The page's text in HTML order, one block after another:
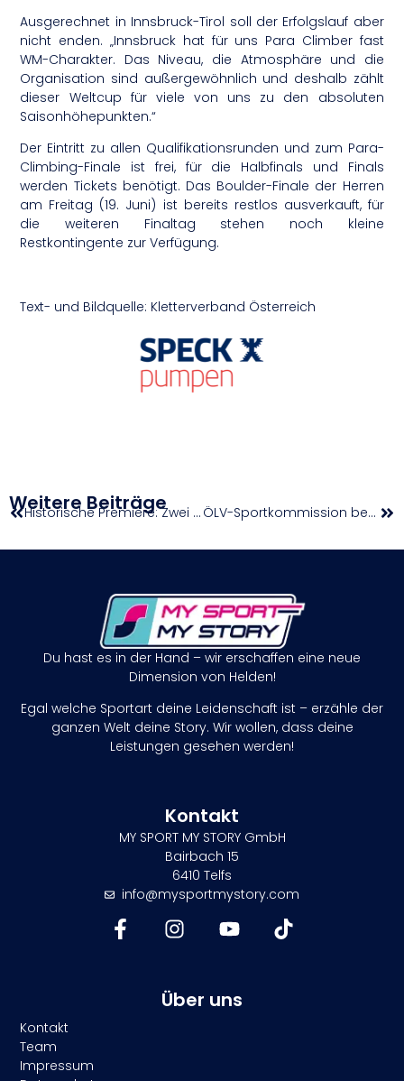
Ausgerechnet in Innsbruck-Tirol soll der Erfolgslauf aber
nicht enden. „Innsbruck hat für uns Para Climber fast
WM-Charakter. Das Niveau, die Atmosphäre und die
Organisation sind außergewöhnlich und deshalb zählt
dieser Weltcup für viele von uns zu den absoluten
Saisonhöhepunkten.“
Der Eintritt zu allen Qualifikationsrunden und zum Para-
Climbing-Finale ist frei, für die Halbfinals und Finals
werden Tickets benötigt. Das Boulder-Finale der Herren
am Freitag (19. Juni) ist bereits restlos ausverkauft, für
die weiteren Finaltag stehen noch kleine
Restkontingente zur Verfügung.
Text- und Bildquelle: Kletterverband Österreich
Weitere Beiträge Historische Premiere: Zwei Österreicher beim Parkour-Weltcup ÖLV-Sportkommission beschließt Kaderaufstufungen von Mohr, Dlauhy & Posch
Du hast es in der Hand – wir erschaffen eine neue
Dimension von Helden!
Egal welche Sportart deine Leidenschaft ist – erzähle der
ganzen Welt deine Story. Wir wollen, dass deine
Leistungen gesehen werden!
Kontakt
MY SPORT MY STORY GmbH
Bairbach 15
6410 Telfs
info@mysportmystory.com
Über uns
Kontakt
Team
Impressum